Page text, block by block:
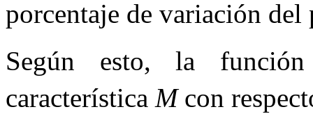
porcentaje de variación del
Según esto, la
característica Mcon